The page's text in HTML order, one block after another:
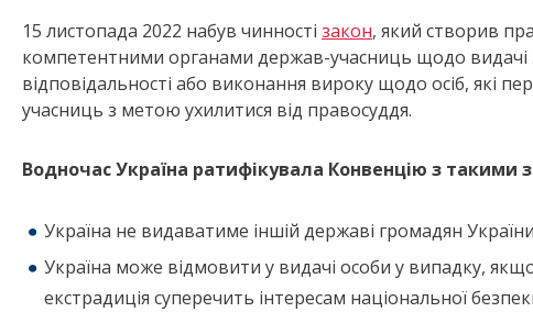
15 листопада 2022 набув чинності закон, який створив
компетентними органами держав-учасниць щодо видачі
відповідальності або виконання вироку щодо осіб, які
учасниць з метою ухилитися від правосуддя.
Водночас Україна ратифікувала Конвенцію з такими
Україна не видаватиме іншій державі громадян
Україна може відмовити у видачі особи у випадку,
екстрадиція суперечить інтересам національної